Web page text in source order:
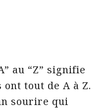
au “Z” signifie
ont tout de A à Z.
sourire qui